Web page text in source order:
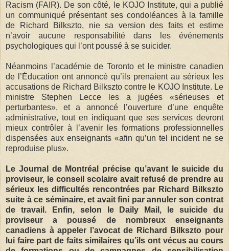
Racism (FAIR). De son côté, le KOJO Institute, qui a publié
un communiqué présentant ses condoléances à la famille
de Richard Bilkszto, nie sa version des faits et estime
n’avoir aucune responsabilité dans les événements
psychologiques qui l’ont poussé à se suicider.
Néanmoins l’académie de Toronto et le ministre canadien
de l’Éducation ont annoncé qu’ils prenaient au sérieux les
accusations de Richard Bilkszto contre le KOJO Institute. Le
ministre Stephen Lecce les a jugées «sérieuses et
perturbantes», et a annoncé l’ouverture d’une enquête
administrative, tout en indiquant que ses services devront
mieux contrôler à l’avenir les formations professionnelles
dispensées aux enseignants «afin qu’un tel incident ne se
reproduise plus».
Le Journal de Montréal précise qu’avant le suicide du
proviseur, le conseil scolaire avait refusé de prendre au
sérieux les difficultés rencontrées par Richard Bilkszto
suite à ce séminaire, et avait fini par annuler son contrat
de travail. Enfin, selon le Daily Mail, le suicide du
proviseur a poussé de nombreux enseignants
canadiens à appeler l’avocat de Richard Bilkszto pour
lui faire part de faits similaires qu’ils ont vécus au cours